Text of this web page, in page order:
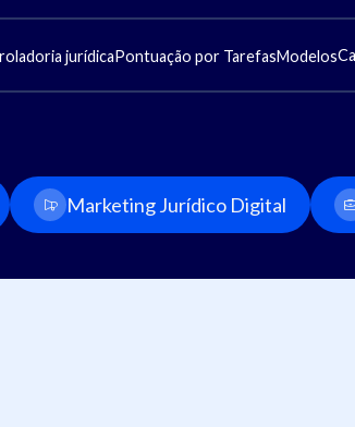
jurídicaPontuação por TarefasModelos
Marketing Jurídico Digital